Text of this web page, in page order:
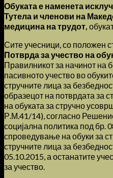
Обуката е наменета
Тутела и членови на
медицина на трудот,
Сите учесници, со положен
Потврда за учество на
Правилникот за начинот на
пасивното учество во
стручните лица за
образецот на потврдата за
на обуката за стручно
Р.М.41/14), согласно
социјална политика под бр.
спроведување на обуки за
стручните лица за
05.10.2015, а останатите
за учество.